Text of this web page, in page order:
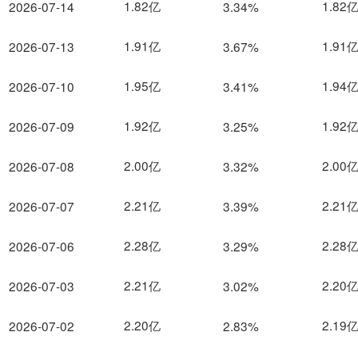
2026-07-14
2026-07-13
2026-07-10
2026-07-09
2026-07-08
2026-07-07
2026-07-06
2026-07-03
2026-07-02
1.82亿 3.34% 1.82亿
1.91亿 3.67% 1.91亿
1.95亿 3.41% 1.94亿
1.92亿 3.25% 1.92亿
2.00亿 3.32% 2.00亿
2.21亿 3.39% 2.21亿
2.28亿 3.29% 2.28亿
2.21亿 3.02% 2.20亿
2.20亿 2.83% 2.19亿